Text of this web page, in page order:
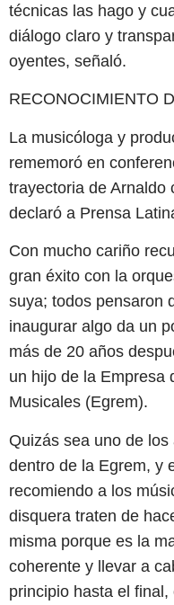
técnicas las hago y
diálogo claro y
oyentes, señaló.
RECONOCIMIENTO
La musicóloga y
rememoró en
trayectoria de Arnaldo
declaró a Prensa
Con mucho cariño
gran éxito con la
suya; todos pensaron
inaugurar algo da un
más de 20 años
un hijo de la Empresa
Musicales (Egrem).
Quizás sea uno de
dentro de la Egrem, y
recomiendo a los
disquera traten de
misma porque es la
coherente y llevar a
principio hasta el